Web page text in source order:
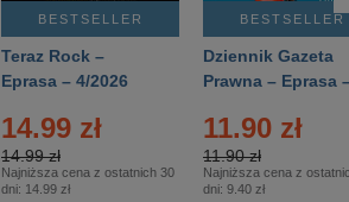
BESTSELLER
Teraz Rock –
Eprasa – 4/2026
14.99 zł
14.99 zł
Najniższa cena z ostatnich 30
dni: 14.99 zł
BESTSELLER
Dziennik Gazeta
Prawna – Eprasa
11.90 zł
11.90 zł
Najniższa cena z
dni: 9.40 zł